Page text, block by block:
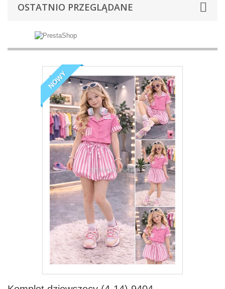
OSTATNIO PRZEGLĄDANE
NOWY